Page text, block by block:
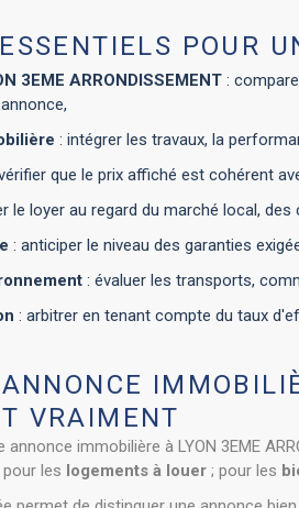
POUR
3EME ARRONDISSEMENT :
: intégrer les travaux, la
que le prix affiché est cohérent
le loyer au regard du marché local,
: anticiper le niveau des garanties
: évaluer les transports,
: arbitrer en tenant compte du taux
VRAIMENT
annonce immobilière à LYON 3EME
les logements à louer ; pour les